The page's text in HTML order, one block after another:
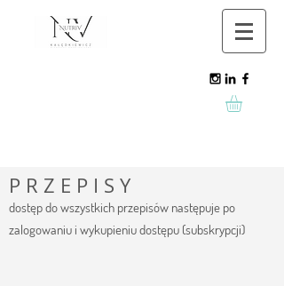
P R Z E P I S Y
dostęp do wszystkich przepisów następuje po
zalogowaniu i wykupieniu dostępu (subskrypcji)